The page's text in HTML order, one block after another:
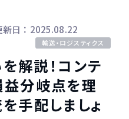
日：2025.08.22
輸送・ロジスティクス
解説！コンテ
分岐点を理
手配しましょ